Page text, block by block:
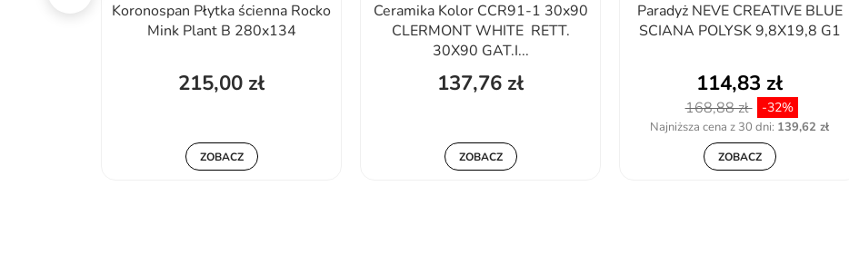
Koronospan Płytka ścienna Rocko
Mink Plant B 280x134
215,00 zł
ZOBACZ
Ceramika Kolor CCR91-1 30x90
CLERMONT WHITE RETT.
30X90 GAT.I...
137,76 zł
ZOBACZ
Paradyż NEVE CREATIVE BLUE
SCIANA POLYSK 9,8X19,8 G1
114,83 zł
168,88 zł -32%
Najniższa cena z 30 dni: 139,62 zł
ZOBACZ